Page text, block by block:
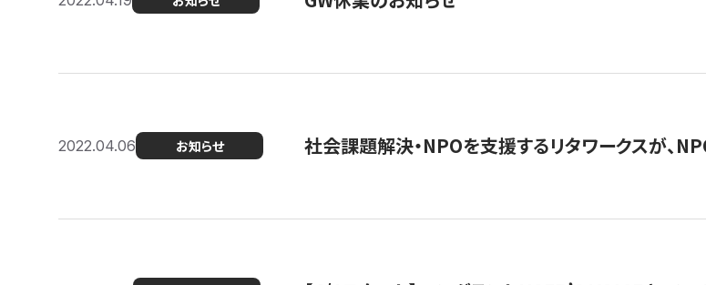
2022.04.06 お知らせ 社会課題解決・NPOを支援するリタワークスが、